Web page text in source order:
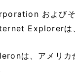
およびそ
Explorer
は、アメリ